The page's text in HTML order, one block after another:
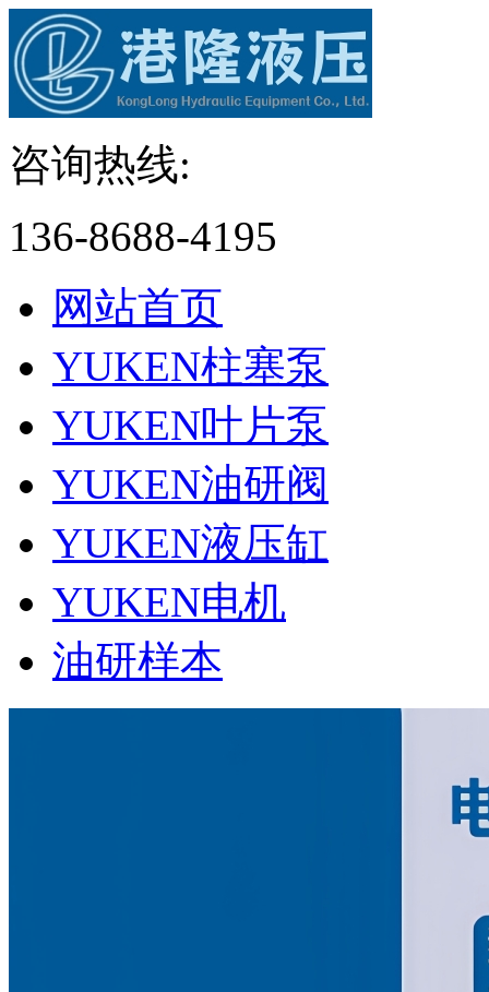
咨询热线:
136-8688-4195
网站首页
YUKEN柱塞泵
YUKEN叶片泵
YUKEN油研阀
YUKEN液压缸
YUKEN电机
油研样本